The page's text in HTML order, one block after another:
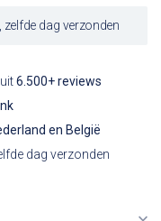
dag verzonden
uit6.500+ reviews
en België
dag verzonden